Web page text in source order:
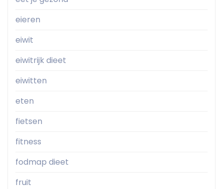
eieren
eiwit
eiwitrijk dieet
eiwitten
eten
fietsen
fitness
fodmap dieet
fruit